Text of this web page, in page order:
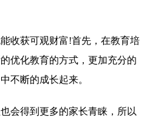
收获可观财富!首先，在教育培
优化教育的方式，更加充分的
不断的成长起来。
会得到更多的家长青睐，所以